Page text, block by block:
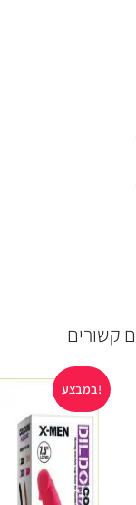
קשורים
במבצע!